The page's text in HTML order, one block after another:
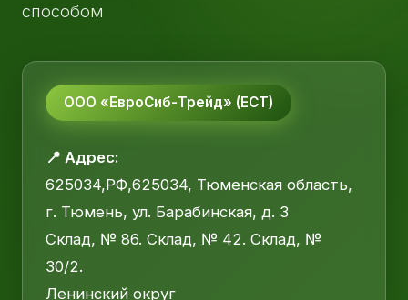
способом
ООО «ЕвроСиб-Трейд» (ЕСТ)
📍 Адрес:
625034,РФ,625034, Тюменская область,
г. Тюмень, ул. Барабинская, д. 3
Склад, № 86. Склад, № 42. Склад, №
30/2.
Ленинский округ